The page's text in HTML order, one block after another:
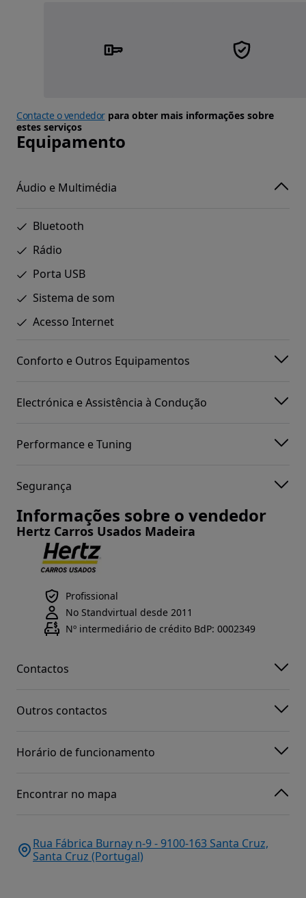
Contacte o vendedorpara obter mais informações sobre
estes serviços
Equipamento
Áudio e Multimédia
Bluetooth
Rádio
Porta USB
Sistema de som
Acesso Internet
Conforto e Outros Equipamentos
Electrónica e Assistência à Condução
Performance e Tuning
Segurança
Informações sobre o vendedor
Hertz Carros Usados Madeira
Profissional
No Standvirtual desde 2011
Nº intermediário de crédito BdP: 0002349
Contactos
Outros contactos
Horário de funcionamento
Encontrar no mapa
Rua Fábrica Burnay n-9 - 9100-163 Santa Cruz,
Santa Cruz (Portugal)